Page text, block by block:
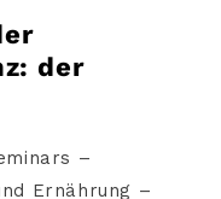
der
–
Ernährung –